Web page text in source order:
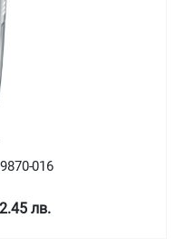
016
лв.